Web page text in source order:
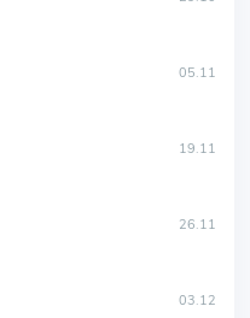
05.11
19.11
26.11
03.12